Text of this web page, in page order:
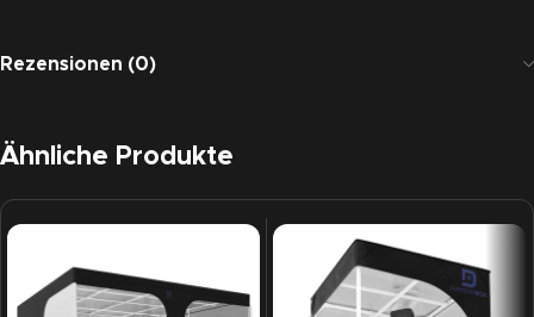
Rezensionen (0)
Ähnliche Produkte